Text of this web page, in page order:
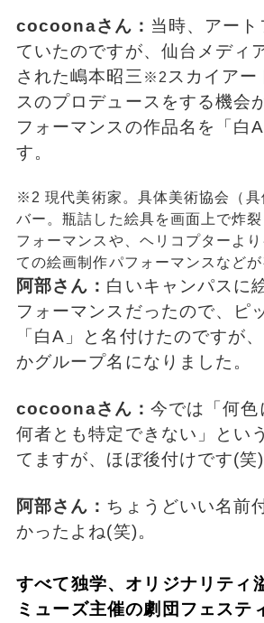
cocoonaさん： 当時、アート
ていたのですが、仙台メディ
された嶋本昭三 ※2スカイアー
スのプロデュースをする機会
フォーマンスの作品名を「白
す。
※2 現代美術家。具体美術協会（具
バー。瓶詰した絵具を画面上で炸
フォーマンスや、ヘリコプターよ
ての絵画制作パフォーマンスなどが
阿部さん： 白いキャンパスに
フォーマンスだったので、ピ
「白A」と名付けたのですが
かグループ名になりました。
cocoonaさん： 今では「何色
何者とも特定できない」とい
てますが、ほぼ後付けです(笑)
阿部さん： ちょうどいい名前
かったよね(笑)。
すべて独学、オリジナリティ
ミューズ主催の劇団フェステ